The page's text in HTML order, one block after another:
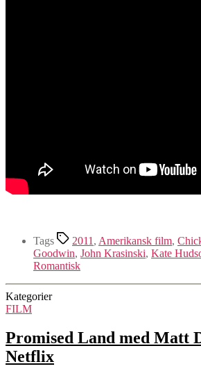
Tags 2011 , Amerikansk film,
Goodwin, John Krasinski, Kate
Romantisk
Kategorier
FILM
Promised Land med Matt
Netflix